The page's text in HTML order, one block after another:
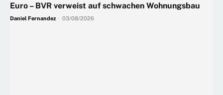
Euro – BVR verweist auf schwachen Wohnungsbau
Daniel Fernandez 03/08/2026